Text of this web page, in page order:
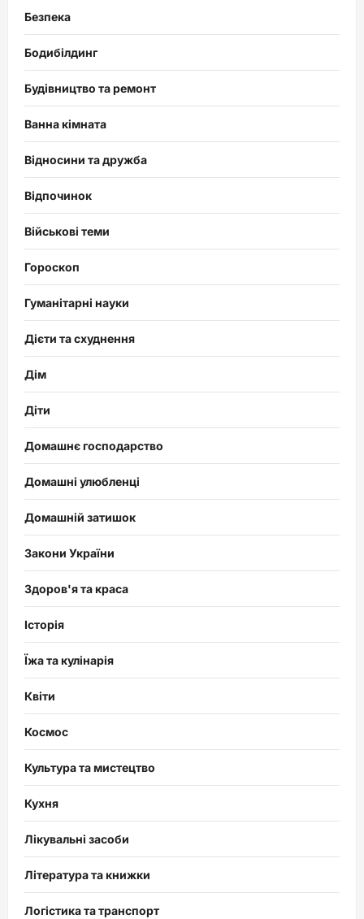
Безпека
Бодибілдинг
Будівництво та ремонт
Ванна кімната
Відносини та дружба
Відпочинок
Військові теми
Гороскоп
Гуманітарні науки
Дієти та схуднення
Дім
Діти
Домашнє господарство
Домашні улюбленці
Домашній затишок
Закони України
Здоров'я та краса
Історія
Їжа та кулінарія
Квіти
Космос
Культура та мистецтво
Кухня
Лікувальні засоби
Література та книжки
Логістика та транспорт